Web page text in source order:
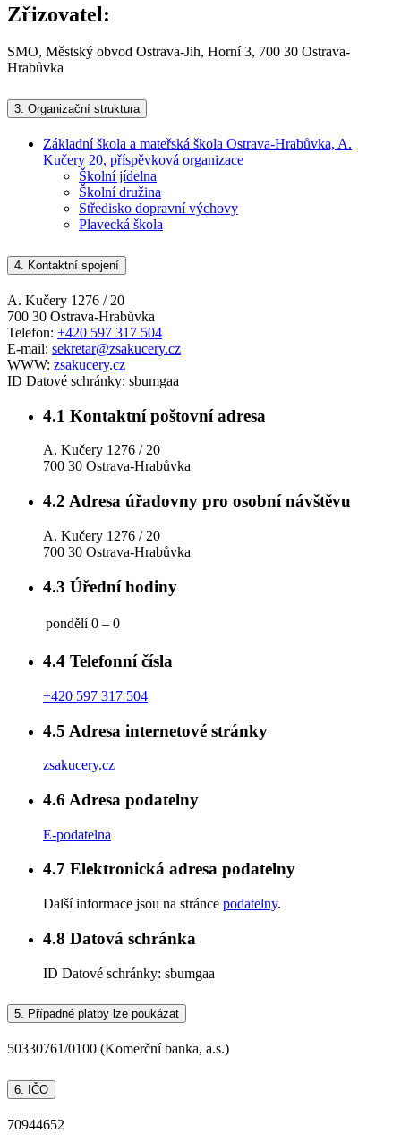
Zřizovatel:
SMO, Městský obvod Ostrava-Jih, Horní 3, 700 30 Ostrava-
Hrabůvka
3. Organizační struktura
Základní škola a mateřská škola Ostrava-Hrabůvka, A.
Kučery 20, příspěvková organizace
Školní jídelna
Školní družina
Středisko dopravní výchovy
Plavecká škola
4. Kontaktní spojení
A. Kučery 1276 / 20
700 30 Ostrava-Hrabůvka
Telefon: +420 597 317 504
E-mail: sekretar@zsakucery.cz
WWW: zsakucery.cz
ID Datové schránky: sbumgaa
4.1 Kontaktní poštovní adresa
A. Kučery 1276 / 20
700 30 Ostrava-Hrabůvka
4.2 Adresa úřadovny pro osobní návštěvu
A. Kučery 1276 / 20
700 30 Ostrava-Hrabůvka
4.3 Úřední hodiny
pondělí 0 – 0
4.4 Telefonní čísla
+420 597 317 504
4.5 Adresa internetové stránky
zsakucery.cz
4.6 Adresa podatelny
E-podatelna
4.7 Elektronická adresa podatelny
Další informace jsou na stránce podatelny.
4.8 Datová schránka
ID Datové schránky: sbumgaa
5. Případné platby lze poukázat
50330761/0100 (Komerční banka, a.s.)
6. IČO
70944652